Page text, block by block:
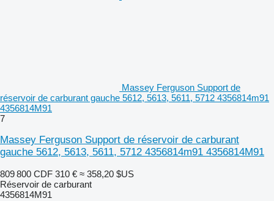
Massey Ferguson Support de
réservoir de carburant gauche 5612, 5613, 5611, 5712 4356814m91
4356814M91
7
Massey Ferguson Support de réservoir de carburant
gauche 5612, 5613, 5611, 5712 4356814m91 4356814M91
809 800 CDF 310 € ≈ 358,20 $US
Réservoir de carburant
4356814M91